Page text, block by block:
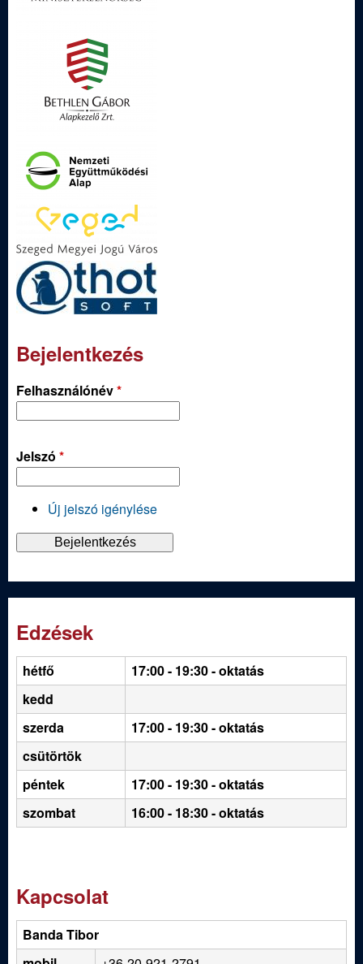
Bejelentkezés
Felhasználónév*
Jelszó *
Új jelszó igénylése
Edzések
hétfő 17:00 - 19:30- oktatás
kedd
szerda
17:00 - 19:30 - oktatás
csütörtök
péntek
17:00 - 19:30 - oktatás
szombat
16:00 - 18:30 - oktatás
Kapcsolat
Banda Tibor